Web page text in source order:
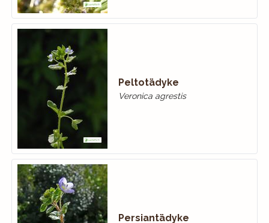
Peltotädyke
Veronica agrestis
Persiantädyke